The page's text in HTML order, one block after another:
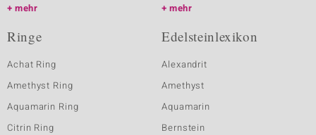
mehr
mehr
Ringe
Achat Ring
Amethyst Ring
Aquamarin Ring
Citrin Ring
Edelsteinlexikon
Alexandrit
Amethyst
Aquamarin
Bernstein